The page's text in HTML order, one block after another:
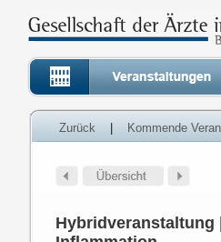
Zurück Kommende
Hybridveranstaltung